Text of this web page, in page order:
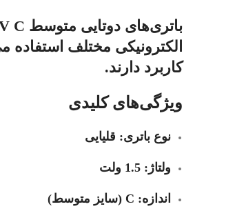
الکترونیکی مختلف استفاده
کاربرد دارند.
ویژگی‌های کلیدی
نوع باتری: قلیایی
ولتاژ:
اندازه: